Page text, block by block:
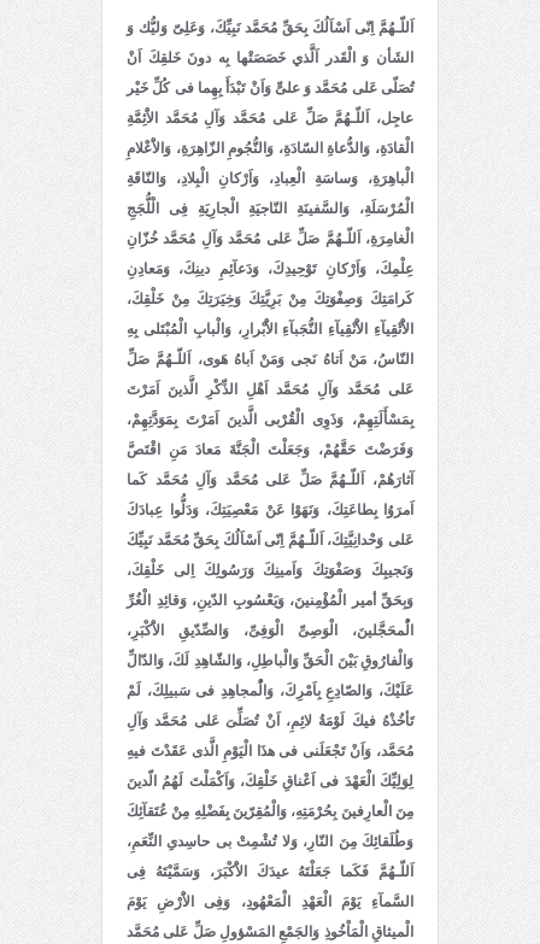
اَللّـهُمَّ اِنّى اَسْاَلُكَ بِحَقِّ مُحَمَّد نَبِيِّكَ، وَعَلِىّ وَليُّك وَ
الشَأن وَ الْقَدر اَلَّذي خَصَصَتْها بِه دونَ خَلقِكَ اَنْ
تُصَلّى عَلى مُحَمَّد وَ علىٍّ وَاَنْ تَبْدَأَ بِهِما فى كُلِّ خَيْر
عاجِل، اَللّـهُمَّ صَلِّ عَلى مُحَمَّد وَآلِ مُحَمَّد الاَْئِمَّةِ
الْقادَةِ، وَالدُّعاةِ السّادَةِ، وَالنُّجُومِ الزّاهِرَةِ، وَالاَْعْلامِ
الْباهِرَةِ، وَساسَةِ الْعِبادِ، وَاَرْكانِ الْبِلادِ، وَالنّاقَةِ
الْمُرْسَلَةِ، وَالسَّفينَةِ النّاجيَةِ الْجارِيَةِ فِى الْلُّجَجِ
الْغامِرَةِ، اَللّـهُمَّ صَلِّ عَلى مُحَمَّد وَآلِ مُحَمَّد خُزّانِ
عِلْمِكَ، وَاَرْكانِ تَوْحِيدِكَ، وَدَعآئِمِ دينِكَ، وَمَعادِنِ
كَرامَتِكَ وَصِفْوَتِكَ مِنْ بَرِيَّتِكَ وَخِيَرَتِكَ مِنْ خَلْقِكَ،
الاَْتْقِيآءِ الاَْنْقِيآءِ النُّجَبآءِ الاَْبْرارِ، وَالْبابِ الْمُبْتَلى بِهِ
النّاسُ، مَنْ اَتاهُ نَجى وَمَنْ اَباهُ هَوى، اَللّـهُمَّ صَلِّ
عَلى مُحَمَّد وَآلِ مُحَمَّد اَهْلِ الذِّكْرِ الَّذينَ اَمَرْتَ
بِمَسْأَلَتِهِمْ، وَذَوِى الْقُرْبى الَّذينَ اَمَرْتَ بِمَوَدَّتِهِمْ،
وَفَرَضْتَ حَقَّهُمْ، وَجَعَلْتَ الْجَنَّةَ مَعادَ مَنِ اقْتَصَّ
آثارَهُمْ، اَللّـهُمَّ صَلِّ عَلى مُحَمَّد وَآلِ مُحَمَّد كَما
اَمرَوُا بِطاعَتِكَ، وَنَهَوْا عَنْ مَعْصِيَتِكَ، وَدَلُّوا عِبادَكَ
عَلى وَحْدانِيَّتِكَ، اَللّـهُمَّ اِنّى اَسْاَلُكَ بِحَقِّ مُحَمَّد نَبِيِّكَ
وَنَجيبِكَ وَصَفْوَتِكَ وَاَمينِكَ وَرَسُولِكَ اِلى خَلْقِكَ،
وَبِحَقِّ أمير الْمُؤْمِنينَ، وَيَعْسُوبِ الدّينِ، وَقائِدِ الْغُرِّ
الُْمحَجَّلينَ، الْوَصِىِّ الْوَفِىِّ، وَالصِّدّيقِ الاَْكْبَرِ،
وَالْفارُوقِ بَيْنَ الْحَقِّ وَالْباطِلِ، وَالشّاهِدِ لَكَ، وَالدّالِّ
عَلَيْكَ، وَالصّادِعِ بِاَمْرِكَ، وَالُْمجاهِدِ فى سَبيلِكَ، لَمْ
تَأخُذْهُ فيكَ لَوْمَةُ لائِمِ، اَنْ تُصَلِّىَ عَلى مُحَمَّد وَآلِ
مُحَمَّد، وَاَنْ تَجْعَلَنى فى هذَا الْيَوْمِ الَّذى عَقَدْتَ فيهِ
لِوَلِيِّكَ الْعَهْدَ فى اَعْناقِ خَلْقِكَ، وَاَكْمَلْتَ لَهُمُ الّدينَ
مِنَ الْعارِفينَ بِحُرْمَتِهِ، وَالْمُقِرّينَ بِفَضْلِهِ مِنْ عُتَقآئِكَ
وَطُلَقائِكَ مِنَ النّارِ، وَلا تُشْمِتْ بى حاسِدىِ النِّعَمِ،
اَللّـهُمَّ فَكَما جَعَلْتَهُ عيدَكَ الاَْكْبَرَ، وَسَمَّيْتَهُ فِى
السَّمآءِ يَوْمَ الْعَهْدِ الْمَعْهُودِ، وَفِى الاَْرْضِ يَوْمَ
الْميثاقِ الْمَاْخُوذِ وَالجَمْعِ المَسْؤولِ صَلِّ عَلى مُحَمَّد